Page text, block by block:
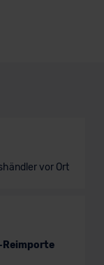
vor Ort
Reimporte